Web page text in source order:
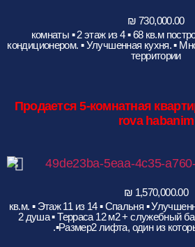
‏730,000.00 ₪
▪︎ 3 комнаты ▪︎ 2 этаж из 4 ▪︎ 68 кв.м
кондиционером. ▪︎ Улучшенная кухня. ▪︎
территории
Продается 5-комнатная
rova habanim
‏1,570,000.00 ₪
▪︎140 кв.м. ▪︎ Этаж 11 из 14 ▪︎ Спальня ▪︎
2 душа ▪︎ Терраса 12 м2 + служебный
▪︎Размер︎2 лифта, один из